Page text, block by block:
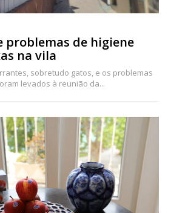
problemas de higiene
na vila
sobretudo gatos, e os problemas
levados à reunião da...